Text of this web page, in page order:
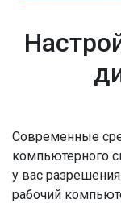
Современные
компьютерного
у вас
рабочий